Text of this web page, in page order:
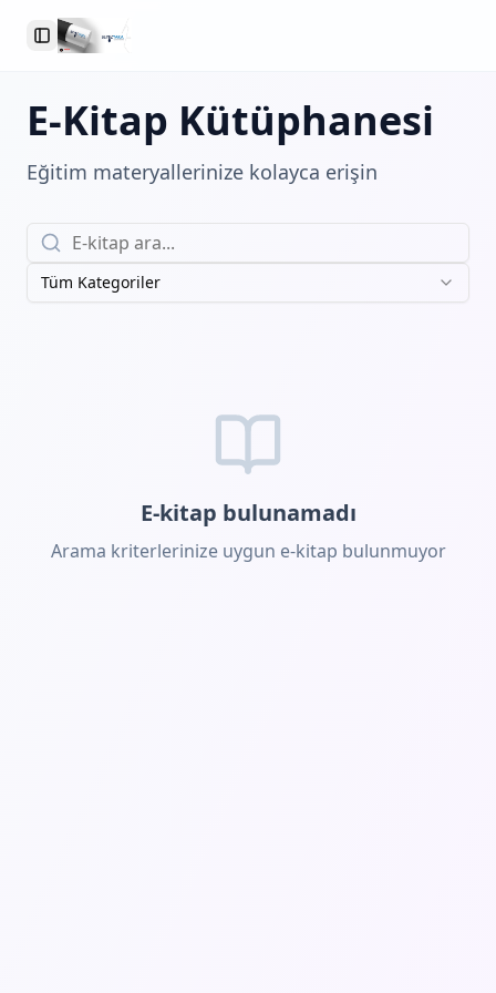
Toggle Sidebar
E-Kitap Kütüphanesi
Eğitim materyallerinize kolayca erişin
Tüm Kategoriler
E-kitap bulunamadı
Arama kriterlerinize uygun e-kitap bulunmuyor